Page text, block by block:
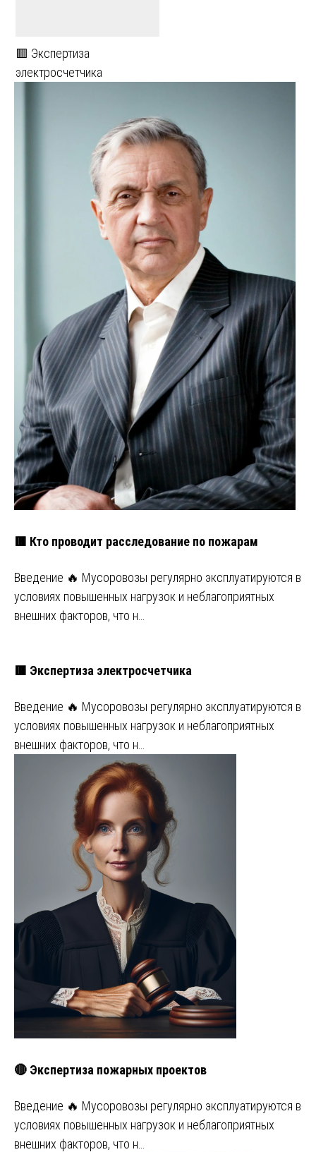
🟥 Экспертиза
электросчетчика
🟥 Кто проводит расследование по пожарам
Введение 🔥 Мусоровозы регулярно эксплуатируются в
условиях повышенных нагрузок и неблагоприятных
внешних факторов, что н…
🟥 Экспертиза электросчетчика
Введение 🔥 Мусоровозы регулярно эксплуатируются в
условиях повышенных нагрузок и неблагоприятных
внешних факторов, что н…
🔴 Экспертиза пожарных проектов
Введение 🔥 Мусоровозы регулярно эксплуатируются в
условиях повышенных нагрузок и неблагоприятных
внешних факторов, что н…